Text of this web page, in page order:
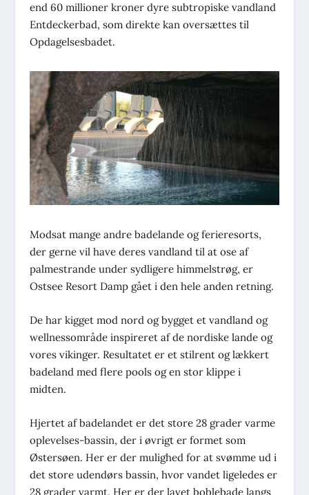
end 60 millioner kroner dyre subtropiske vandland
Entdeckerbad, som direkte kan oversættes til
Opdagelsesbadet.
Modsat mange andre badelande og ferieresorts,
der gerne vil have deres vandland til at ose af
palmestrande under sydligere himmelstrøg, er
Ostsee Resort Damp gået i den hele anden retning.
De har kigget mod nord og bygget et vandland og
wellnessområde inspireret af de nordiske lande og
vores vikinger. Resultatet er et stilrent og lækkert
badeland med flere pools og en stor klippe i
midten.
Hjertet af badelandet er det store 28 grader varme
oplevelses-bassin, der i øvrigt er formet som
Østersøen. Her er der mulighed for at svømme ud i
det store udendørs bassin, hvor vandet ligeledes er
28 grader varmt. Her er der lavet boblebade langs